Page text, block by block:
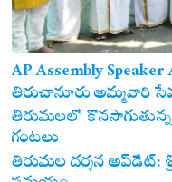
AP Assembly
తిరుచానూరు అమ్మవారి
సమేతంగా దర్శించుకున్న
తిరుమలలో కొనసాగుతున్న
గంటలు
తిరుమల దర్శన అప్‌డేట్: